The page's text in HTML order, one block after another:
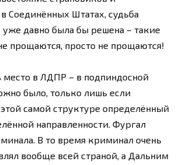
Соединённых Штатах, судьба
давно была бы решена – такие
прощаются, просто не прощаются!
место в ЛДПР – в подпиндосной
было, только лишь если
самой структуре определённый
направленности. Фургал
В то время криминал очень
вообще всей страной, а Дальним